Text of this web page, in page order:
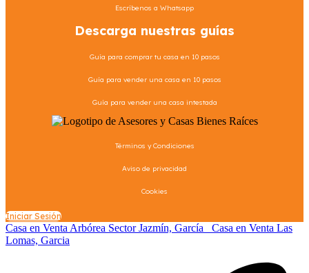
Escríbenos a Whatsapp
Descarga nuestras guías
Guía para comprar tu casa en 10 pasos
Guía para vender una casa en 10 pasos
Guía para vender una casa intestada
Términos y Condiciones
Aviso de privacidad
Cookies
Iniciar Sesión
Casa en Venta Arbórea Sector Jazmín, García
Casa en Venta Las
Lomas, Garcia